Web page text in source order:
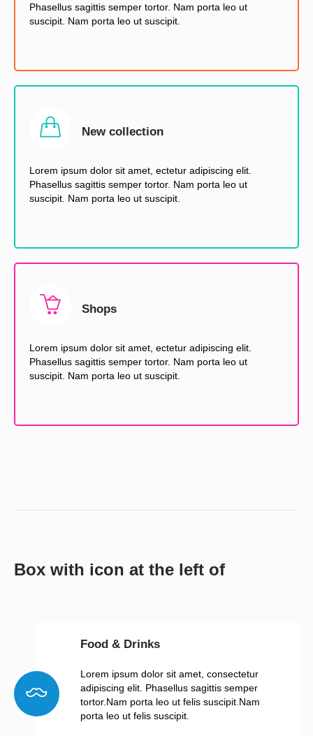
Phasellus sagittis semper tortor. Nam porta leo ut
suscipit. Nam porta leo ut suscipit.
New collection
Lorem ipsum dolor sit amet, ectetur adipiscing elit.
Phasellus sagittis semper tortor. Nam porta leo ut
suscipit. Nam porta leo ut suscipit.
Shops
Lorem ipsum dolor sit amet, ectetur adipiscing elit.
Phasellus sagittis semper tortor. Nam porta leo ut
suscipit. Nam porta leo ut suscipit.
Box with icon at the left of
Food & Drinks
Lorem ipsum dolor sit amet, consectetur
adipiscing elit. Phasellus sagittis semper
tortor.Nam porta leo ut felis suscipit.Nam
porta leo ut felis suscipit.